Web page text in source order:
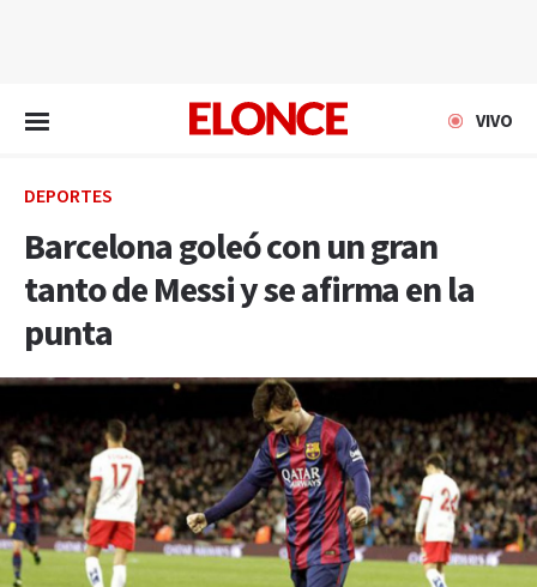
VIVO
DEPORTES
Barcelona goleó con un gran
tanto de Messi y se afirma en la
punta